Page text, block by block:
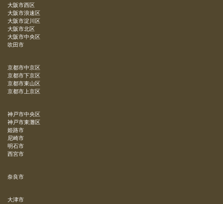
大阪市西区
大阪市浪速区
大阪市淀川区
大阪市北区
大阪市中央区
吹田市
京都市中京区
京都市下京区
京都市東山区
京都市上京区
神戸市中央区
神戸市東灘区
姫路市
尼崎市
明石市
西宮市
奈良市
大津市